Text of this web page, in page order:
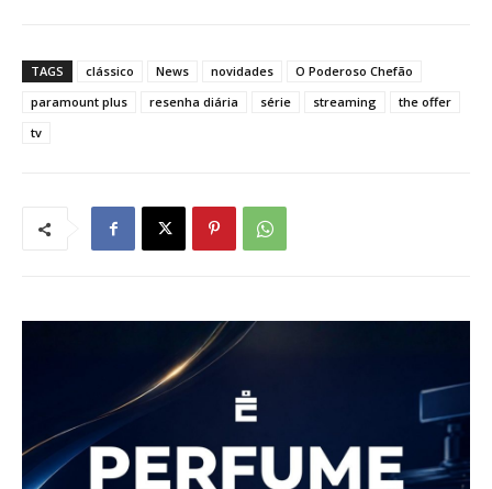
TAGS clássico News novidades
O Poderoso Chefão
paramount plus
resenha diária série streaming
the offer
tv